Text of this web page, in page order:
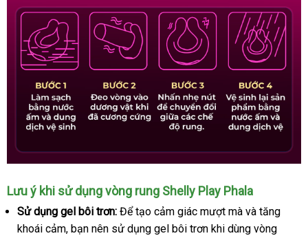
Hướng
dẫn
cách
sử
Lưu ý khi sử dụng vòng rung Shelly Play Phala
Sử dụng gel bôi trơn: Để tạo cảm giác mượt chính
hãng
mà nơi
nào
và tăng
khoái cảmthế
, bạn nên sử dụng gel bôi trơn khi dùng vòng